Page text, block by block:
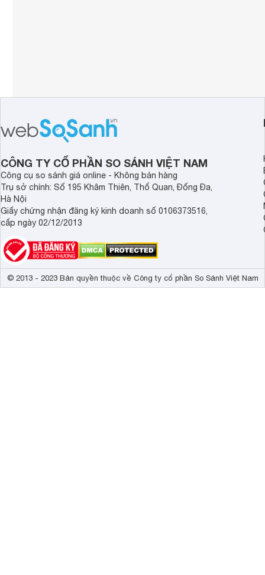
CÔNG TY CỔ PHẦN SO SÁNH VIỆT NAM
Công cụ so sánh giá online - Không bán hàng
Trụ sở chính: Số 195 Khâm Thiên, Thổ Quan, Đống Đa,
Hà Nội
Giấy chứng nhận đăng ký kinh doanh số 0106373516,
cấp ngày 02/12/2013
© 2013 - 2023 Bản quyền thuộc về Công ty cổ phần So Sánh Việt Nam